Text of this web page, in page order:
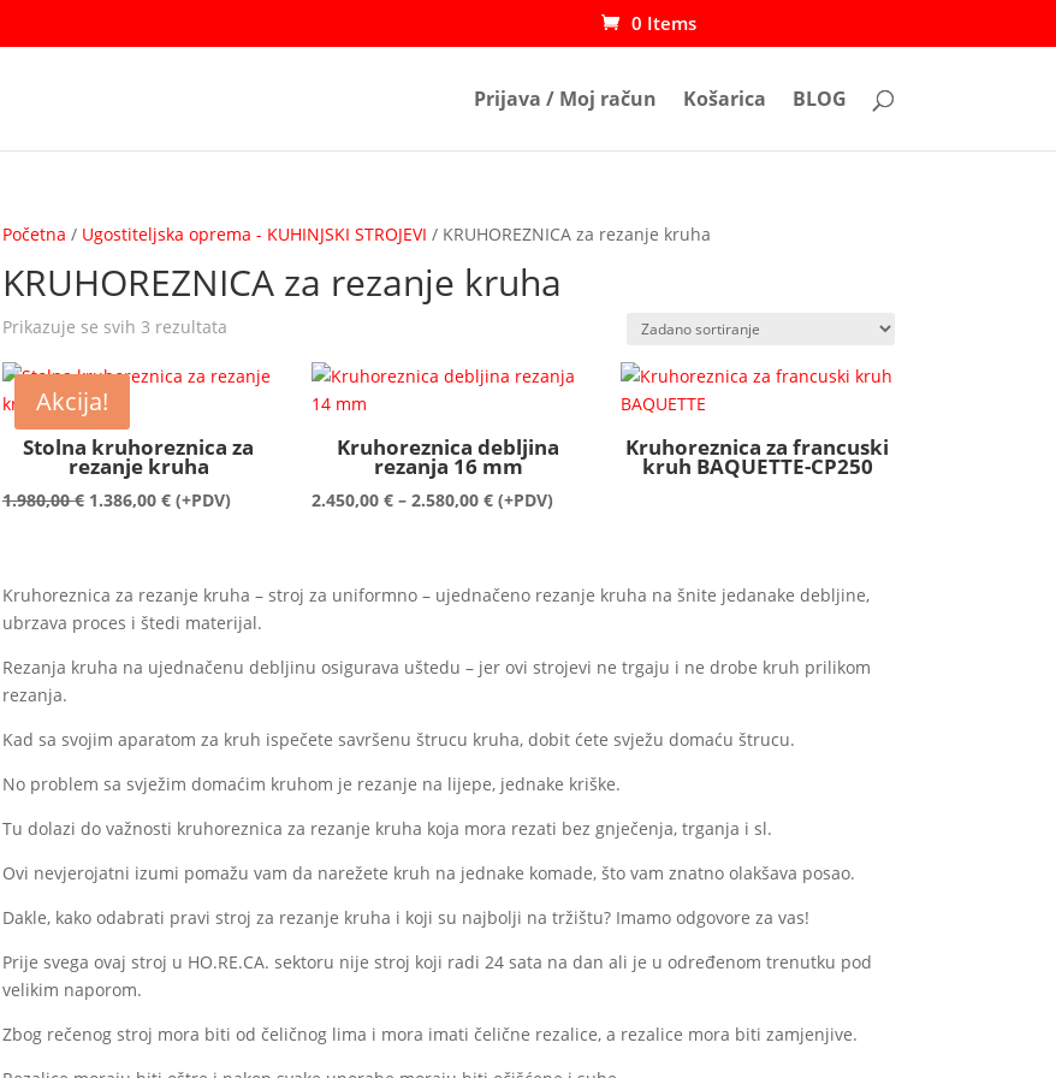
0 Items
Prijava / Moj račun Košarica BLOG
Početna / Ugostiteljska oprema - KUHINJSKI STROJEVI / KRUHOREZNICA za rezanje kruha
KRUHOREZNICA za rezanje kruha
Prikazuje se svih 3 rezultata
Akcija!
Stolna kruhoreznica za
rezanje kruha
1.980,00€ Izvorna
1.386,00 €Trenutna
(+PDV)
Kruhoreznica debljina
rezanja 16 mm
2.450,00 € – 2.580,00 €Raspon
(+PDV)
Kruhoreznica za francuski
kruh BAQUETTE-CP250
Kruhoreznica za rezanje kruha – stroj za uniformno – ujednačeno rezanje kruha na šnite jedanake debljine,
ubrzava proces i štedi materijal.
Rezanja kruha na ujednačenu debljinu osigurava uštedu – jer ovi strojevi ne trgaju i ne drobe kruh prilikom
rezanja.
Kad sa svojim aparatom za kruh ispečete savršenu štrucu kruha, dobit ćete svježu domaću štrucu.
No problem sa svježim domaćim kruhom je rezanje na lijepe, jednake kriške.
Tu dolazi do važnosti kruhoreznica za rezanje kruha koja mora rezati bez gnječenja, trganja i sl.
Ovi nevjerojatni izumi pomažu vam da narežete kruh na jednake komade, što vam znatno olakšava posao.
Dakle, kako odabrati pravi stroj za rezanje kruha i koji su najbolji na tržištu? Imamo odgovore za vas!
Prije svega ovaj stroj u HO.RE.CA. sektoru nije stroj koji radi 24 sata na dan ali je u određenom trenutku pod
velikim naporom.
Zbog rečenog stroj mora biti od čeličnog lima i mora imati čelične rezalice, a rezalice mora biti zamjenjive.